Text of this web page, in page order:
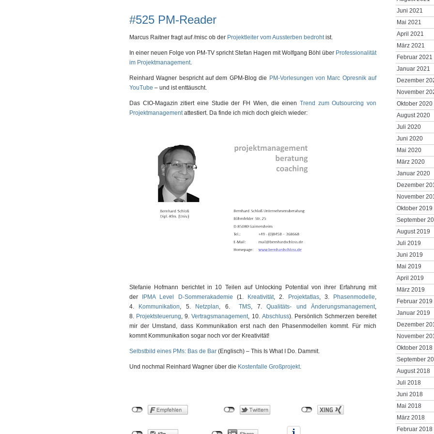
#525 PM-Reader
Marcus Raitner fragt auf /misc ob der Projektleiter vom Aussterben bedrohtist.
In einer neuen Folge von PM-TV spricht Stefan Hagen mit Wolfgang Böhl über Professionalität
im Projektmanagement.
Reinhard Wagner bespricht auf dem GPM-Blog die PM-Vorlesungen von Marc Opresnik auf
YouTube – und ist enttäuscht.
Das CIO-Magazin zitiert eine Studie der FH Wien, die einen Trend zum Outsourcing von
Projektmanagementattestiert. Da finde ich mich doch gleich wieder:
Stefanie Hofmann berichtet in 10 Teilen auf Unlocking Potential von ihrer Erfahrung mit
der
IPMA Level D-Sommerakademie (1. Kreativität, 2. Projektatlas, 3. Phasenmodelle,
4.
Kommunikation, 5. Netzplan, 6.TMS, 7.Qualitäts- und Änderungsmanagement,
8. Projektsteuerung, 9.Vertragsmanagement, 10. Abschluss). Persönlich Schmerzen bereitet
mir der Umstand, dass Kommunikation erst nach den Phasenmodellen kommt. Für mich
kommt Kommunikation sogar noch vor der Kreativität!
Selbstbild eines PMs: Bas de Bar (Englisch) – This Is What I Do. Dammit.
Und nochmal Reinhard Wagner über die Kostenfalle Großprojekt.
Juni 2021
Mai 2021
April 2021
März 2021
Februar 2021
Januar 2021
Dezember
November
Oktober 2020
August 2020
Juli 2020
Juni 2020
Mai 2020
März 2020
Januar 2020
Dezember
November
Oktober 2019
September
August 2019
Juli 2019
Juni 2019
Mai 2019
April 2019
März 2019
Februar 2019
Januar 2019
Dezember
November
Oktober 2018
September
August 2018
Juli 2018
Juni 2018
Mai 2018
März 2018
Februar 2018